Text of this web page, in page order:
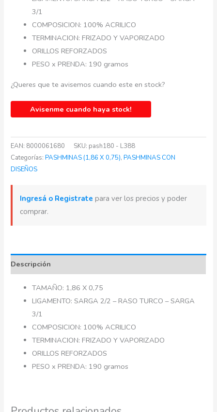
3/1
COMPOSICION: 100% ACRILICO
TERMINACION: FRIZADO Y VAPORIZADO
ORILLOS REFORZADOS
PESO x PRENDA: 190 gramos
¿Queres que te avisemos cuando este en stock?
Avisenme cuando haya stock!
EAN: 8000061680 SKU: pash180 - L388
Categorías:PASHMINAS (1,86 X 0,75),PASHMINAS CON
DISEÑOS
Ingresá o Registrate para ver los precios y poder
comprar.
Descripción
TAMAÑO: 1,86 X 0,75
LIGAMENTO: SARGA 2/2 – RASO TURCO – SARGA
3/1
COMPOSICION: 100% ACRILICO
TERMINACION: FRIZADO Y VAPORIZADO
ORILLOS REFORZADOS
PESO x PRENDA: 190 gramos